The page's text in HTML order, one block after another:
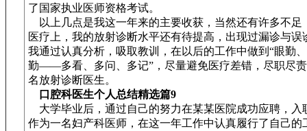
了国家执业医师资格考试。
以上几点是我这一年来的主要收获，当然还有许多不足
医疗上，我的放射诊断水平还有待提高，出现过漏诊与误
我通过认真分析，吸取教训，在以后的工作中做到“眼勤
勤——多看、多问、多记”，尽量避免医疗差错，尽职尽
名放射诊断医生。
口腔科医生个人总结精选篇9
大学毕业后，通过自己的努力在某某医院成功应聘，入
作为一名妇产科医师，在这一年工作中认真履行了自己的